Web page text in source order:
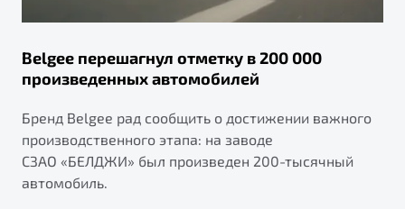
Belgee перешагнул отметку в 200 000
произведенных автомобилей
Бренд Belgee рад сообщить о достижении важного
производственного этапа: на заводе
СЗАО «БЕЛДЖИ» был произведен 200-тысячный
автомобиль.